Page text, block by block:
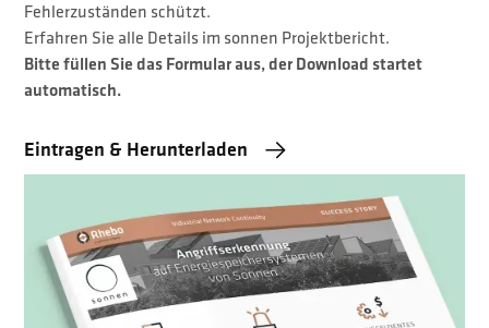
Fehlerzuständen schützt.
Erfahren Sie alle Details im sonnen Projektbericht.
Bitte füllen Sie das Formular aus, der Download startet
automatisch.
Eintragen & Herunterladen